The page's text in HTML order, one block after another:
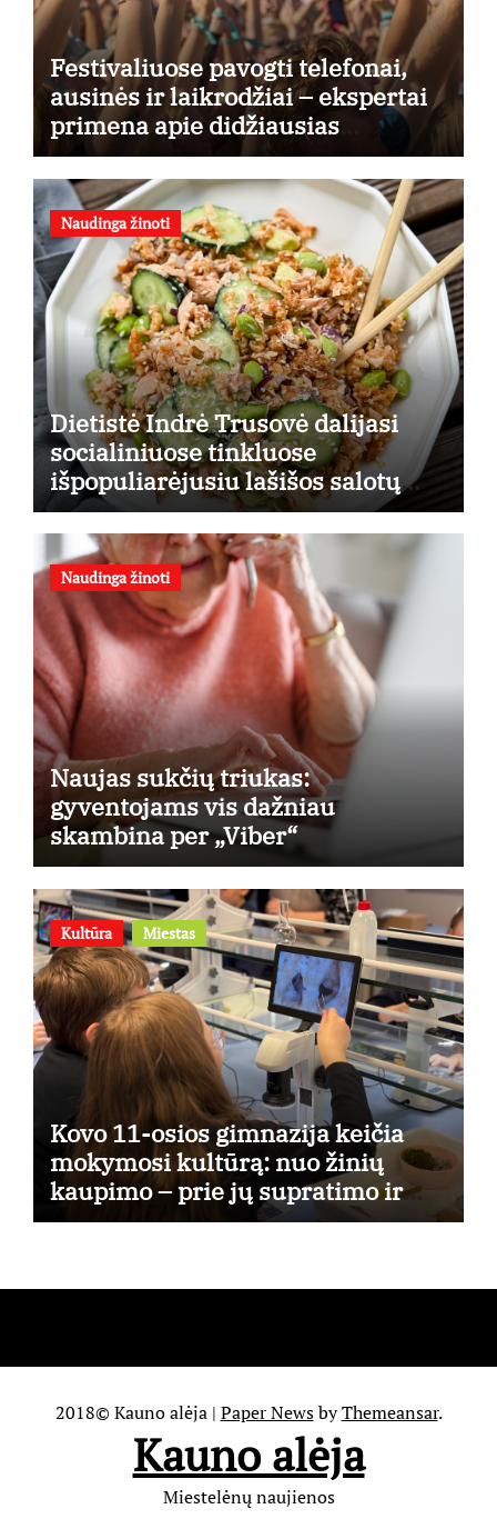
Festivaliuose pavogti telefonai,
ausinės ir laikrodžiai – ekspertai
primena apie didžiausias
finansines rizikas
Naudinga žinoti
Dietistė Indrė Trusovė dalijasi
socialiniuose tinkluose
išpopuliarėjusiu lašišos salotų
receptu
Naudinga žinoti
Naujas sukčių triukas:
gyventojams vis dažniau
skambina per „Viber“
Kultūra Miestas
Kovo 11-osios gimnazija keičia
mokymosi kultūrą: nuo žinių
kaupimo – prie jų supratimo ir
taikymo
2018© Kauno alėja | Paper NewsbyThemeansar.
Kauno alėja
Miestelėnų naujienos